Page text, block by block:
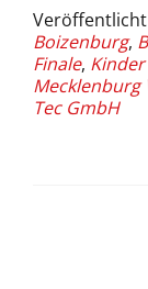
Boizenburg,
Finale,
Tec GmbH